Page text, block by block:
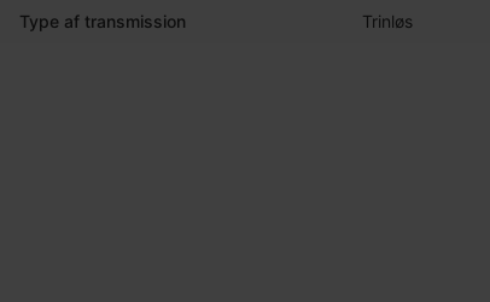
Type af transmission Trinløs